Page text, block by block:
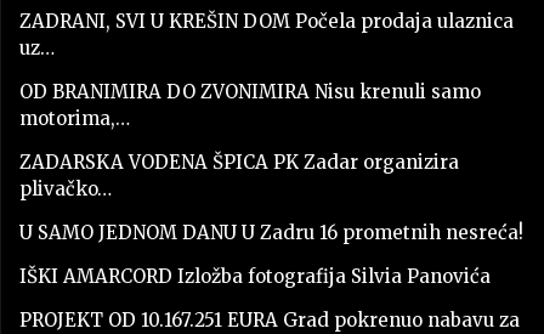
ZADRANI, SVI U KREŠIN DOM Počela prodaja ulaznica
uz…
OD BRANIMIRA DO ZVONIMIRA Nisu krenuli samo
motorima,…
ZADARSKA VODENA ŠPICA PK Zadar organizira
plivačko…
U SAMO JEDNOM DANU U Zadru 16 prometnih nesreća!
IŠKI AMARCORD Izložba fotografija Silvia Panovića
PROJEKT OD 10.167.251 EURA Grad pokrenuo nabavu za